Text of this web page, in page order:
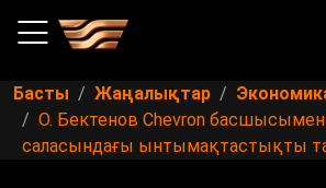
Басты Жаңалықтар
О. Бектенов Chevron басшысымен
саласындағы ынтымақтастықты